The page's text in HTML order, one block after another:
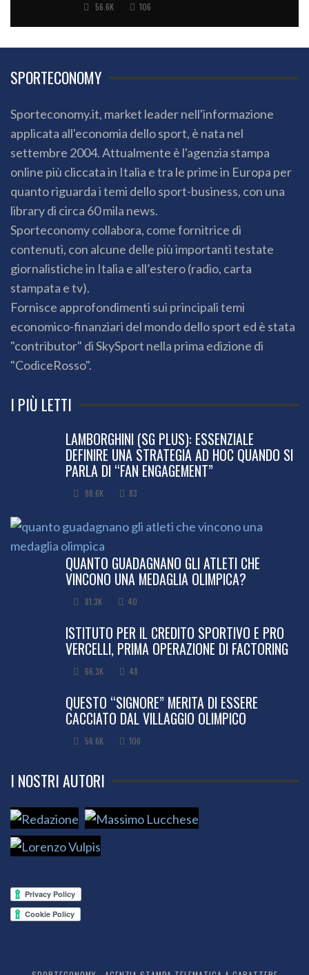
56.6K 106
SPORTECONOMY
Sporteconomy.it, market leader nell'informazione
applicata all'economia dello sport, è nata nel
settembre 2004. Attualmente è l'agenzia stampa
online più cliccata in Italia e tra le prime in Europa per
quanto riguarda i temi dello sport-business, con una
library di circa 60 mila news.
Sporteconomy collabora, come fornitrice di
contenuti, con alcune delle più importanti testate
giornalistiche in Italia e all’estero (radio, carta
stampata e tv).
Fornisce approfondimenti sui principali temi
economico-finanziari del mondo dello sport ed è stata
"contributor" di SkySport nella prima edizione di
"CodiceRosso".
I PIÙ LETTI
LAMBORGHINI (SG PLUS): ESSENZIALE
DEFINIRE UNA STRATEGIA AD HOC QUANDO SI
PARLA DI “FAN ENGAGEMENT”
98.6K 83
QUANTO GUADAGNANO GLI ATLETI CHE
VINCONO UNA MEDAGLIA OLIMPICA?
81.3K 40
ISTITUTO PER IL CREDITO SPORTIVO E PRO
VERCELLI, PRIMA OPERAZIONE DI FACTORING
66.3K 48
QUESTO “SIGNORE” MERITA DI ESSERE
CACCIATO DAL VILLAGGIO OLIMPICO
56.6K 106
I NOSTRI AUTORI